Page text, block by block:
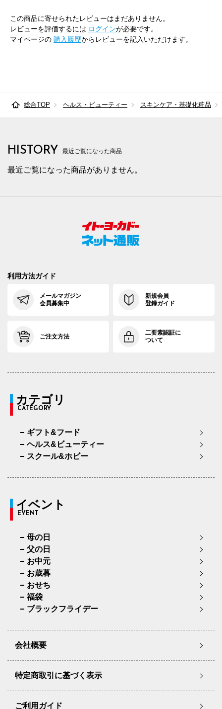
この商品に寄せられたレビューはまだありません。
レビューを評価するには ログインが必要です。
マイページの 購入履歴からレビューを記入いただけます。
総合TOP ヘルス・ビューティー スキンケア・基礎化粧品
HISTORY 最近ご覧になった商品
最近ご覧になった商品がありません。
利用方法ガイド
メールマガジン
会員募集中
新規会員
登録ガイド
ご注文方法
二要素認証に
ついて
カテゴリ
CATEGORY
ギフト&フード
ヘルス&ビューティー
スクール&ホビー
イベント
EVENT
母の日
父の日
お中元
お歳暮
おせち
福袋
ブラックフライデー
会社概要
特定商取引に基づく表示
ご利用ガイド